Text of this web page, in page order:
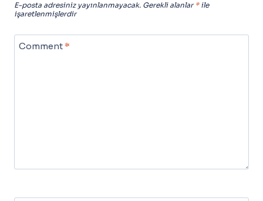
E-posta adresiniz yayınlanmayacak. Gerekli alanlar *ile
işaretlenmişlerdir
Comment*